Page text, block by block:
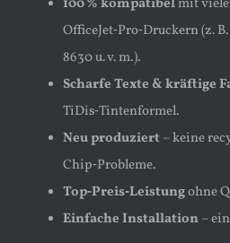
100 % kompatibelmit
OfficeJet‑Pro‑Druckern (z.
8630 u. v. m.).
Scharfe Texte & kräftige
TiDis‑Tintenformel.
Neu produziert – keine
Chip‑Probleme.
Top‑Preis‑Leistungohne
Einfache Installation–